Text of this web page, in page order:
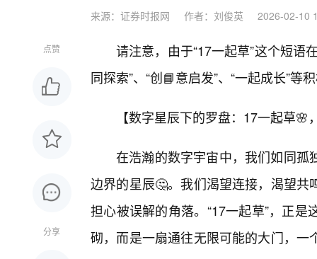
来源：证券时报网 作者：刘俊英 2026-02-10
点赞
分享
请注意，由于“17一起草”这个短语
同探索”、“创📘意启发”、“一起成长”等
【数字星辰下的罗盘：17一起草
在浩瀚的数字宇宙中，我们如同孤
边界的星辰🤔。我们渴望连接，渴望
担心被误解的角落。“17一起草”，正
砌，而是一扇通往无限可能的大门，